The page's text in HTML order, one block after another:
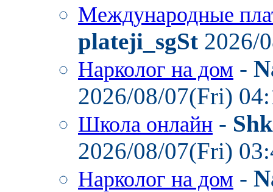
Международные
plateji_sgSt 2026/
Нарколог на дом -
2026/08/07(Fri)
Школа онлайн -
2026/08/07(Fri)
Нарколог на дом -